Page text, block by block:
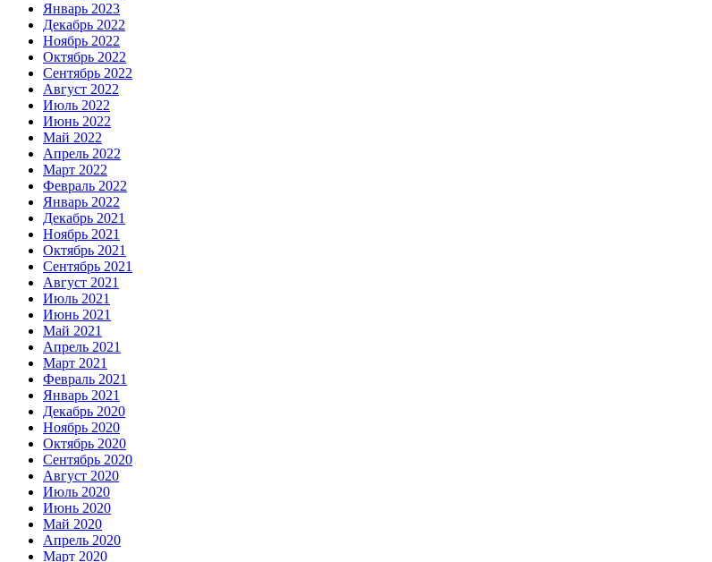
Январь 2023
Декабрь 2022
Ноябрь 2022
Октябрь 2022
Сентябрь 2022
Август 2022
Июль 2022
Июнь 2022
Май 2022
Апрель 2022
Март 2022
Февраль 2022
Январь 2022
Декабрь 2021
Ноябрь 2021
Октябрь 2021
Сентябрь 2021
Август 2021
Июль 2021
Июнь 2021
Май 2021
Апрель 2021
Март 2021
Февраль 2021
Январь 2021
Декабрь 2020
Ноябрь 2020
Октябрь 2020
Сентябрь 2020
Август 2020
Июль 2020
Июнь 2020
Май 2020
Апрель 2020
Март 2020